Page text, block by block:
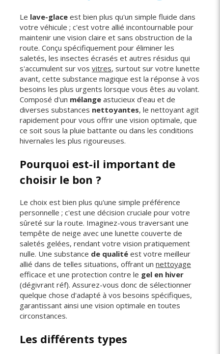
Le lave-glace est bien plus qu'un simple fluide dans
votre véhicule ; c'est votre allié incontournable pour
maintenir une vision claire et sans obstruction de la
route. Conçu spécifiquement pour éliminer les
saletés, les insectes écrasés et autres résidus qui
s'accumulent sur vos vitres, surtout sur votre lunette
avant, cette substance magique est la réponse à vos
besoins les plus urgents lorsque vous êtes au volant.
Composé d'un mélange astucieux d'eau et de
diverses substances nettoyantes, le nettoyant agit
rapidement pour vous offrir une vision optimale, que
ce soit sous la pluie battante ou dans les conditions
hivernales les plus rigoureuses.
Pourquoi est-il important de
choisir le bon ?
Le choix est bien plus qu'une simple préférence
personnelle ; c'est une décision cruciale pour votre
sûreté sur la route. Imaginez-vous traversant une
tempête de neige avec une lunette couverte de
saletés gelées, rendant votre vision pratiquement
nulle. Une substance de qualité est votre meilleur
allié dans de telles situations, offrant un nettoyage
efficace et une protection contre le gel en hiver
(dégivrant réf). Assurez-vous donc de sélectionner
quelque chose d'adapté à vos besoins spécifiques,
garantissant ainsi une vision optimale en toutes
circonstances.
Les différents types